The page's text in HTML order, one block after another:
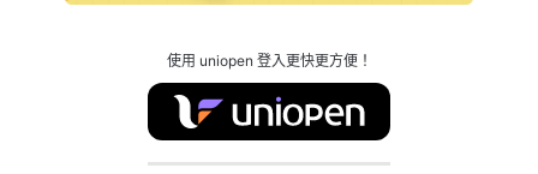
使用 uniopen 登入更快更方便！